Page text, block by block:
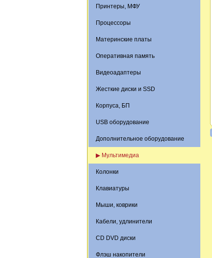
Принтеры, МФУ
Процессоры
Материнские платы
Оперативная память
Видеоадаптеры
Жесткие диски и SSD
Корпуса, БП
USB оборудование
Дополнительное оборудование
▶ Мультимедиа
Колонки
Клавиатуры
Мыши, коврики
Кабели, удлинители
CD DVD диски
Флэш накопители